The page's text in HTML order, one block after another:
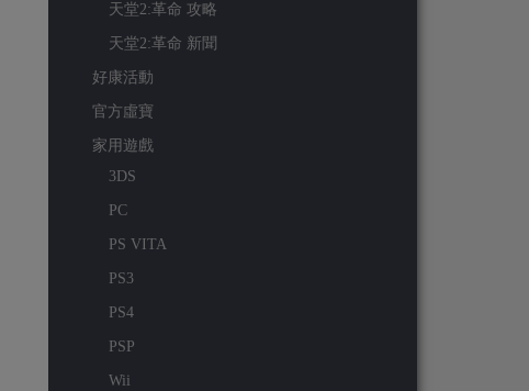
天堂2:革命 攻略
天堂2:革命 新聞
好康活動
官方虛寶
家用遊戲
3DS
PC
PS VITA
PS3
PS4
PSP
Wii